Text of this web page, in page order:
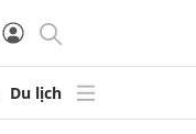
Du lịch